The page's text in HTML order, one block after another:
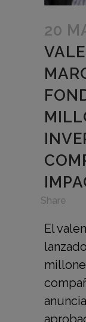
20
Share
El